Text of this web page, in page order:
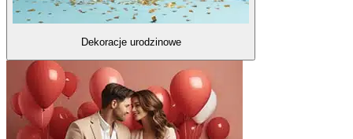
Dekoracje urodzinowe